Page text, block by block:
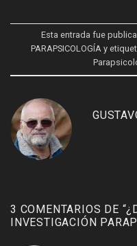
Esta entrada fue
PARAPSICOLOGÍA y
3 COMENTARIOS DE “
INVESTIGACIÓN